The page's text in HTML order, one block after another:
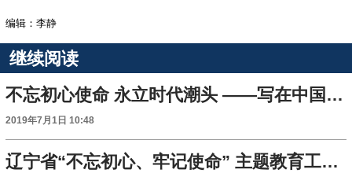
编辑：李静
继续阅读
不忘初心使命 永立时代潮头 ——写在中国共产党成立98周年之际
2019年7月1日 10:48
辽宁省“不忘初心、牢记使命” 主题教育工作会议召开